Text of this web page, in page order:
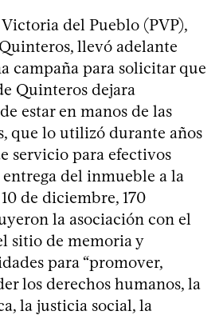
del Pueblo (PVP),
llevó adelante
campaña para solicitar que
Quinteros dejara
estar en manos de las
que lo utilizó durante años
servicio para efectivos
del inmueble a la
de diciembre, 170
la asociación con el
sitio de memoria y
para “promover,
los derechos humanos, la
la justicia social, la